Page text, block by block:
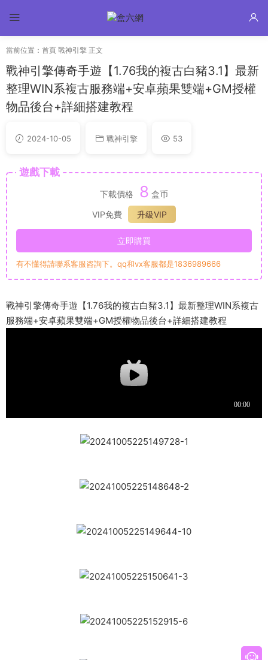
當前位置： 首頁 戰神引擎 正文
戰神引擎傳奇手遊【1.76我的複古白豬3.1】最新
整理WIN系複古服務端+安卓蘋果雙端+GM授權
物品後台+詳細搭建教程
2024-10-05 戰神引擎 53
遊戲下載
下載價格 8 盒币
VIP免費
升級VIP
立即購買
有不懂得請聯系客服咨詢下。qq和vx客服都是1836989666
戰神引擎傳奇手遊【1.76我的複古白豬3.1】最新整理WIN系複古
服務端+安卓蘋果雙端+GM授權物品後台+詳細搭建教程